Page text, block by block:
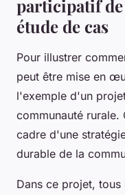
participatif de
étude de cas
Pour illustrer
peut être mise en
l'exemple d'un
communauté rurale.
cadre d'une
durable de la
Dans ce projet,